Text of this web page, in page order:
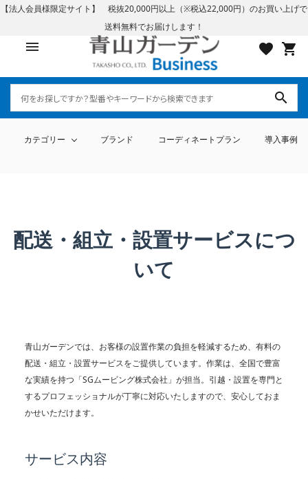
【法人会員様限定サイト】 税抜20,000円以上（※税込22,000円）のお買い上げで
送料無料でお届けします！
menu favorite shopping_cart
search
カテゴリー
テーブル・チェアー・パラソル
シェード ポーチ・オーニング
ブランド コーディネートプラン 導入事例
会員登録
ブランドから探す
ご利用ガイド
お問い合わせ
配送・組立・設置サービスにつ
いて
青山ガーデンでは、お客様の設置作業の負担を軽減するため、有料の
配送・組立・設置サービスをご提供しています。作業は、全国で豊富
な実績を持つ「SGムービング株式会社」が担当。引越・設置を専門と
するプロフェッショナルが丁寧に対応いたしますので、安心しておま
かせいただけます。
サービス内容